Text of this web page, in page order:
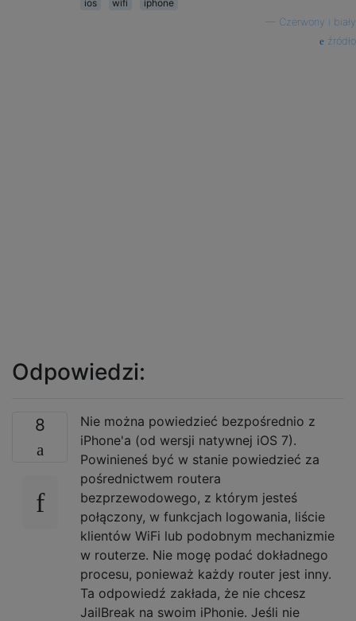
ios wifi
iphone
Czerwony i biały
źródło
Odpowiedzi:
8
Nie można powiedzieć bezpośrednio z
iPhone'a (od wersji natywnej iOS 7).
Powinieneś być w stanie powiedzieć za
pośrednictwem routera
bezprzewodowego, z którym jesteś
połączony, w funkcjach logowania, liście
klientów WiFi lub podobnym mechanizmie
w routerze. Nie mogę podać dokładnego
procesu, ponieważ każdy router jest inny.
Ta odpowiedź zakłada, że ​​nie chcesz
JailBreak na swoim iPhonie. Jeśli nie